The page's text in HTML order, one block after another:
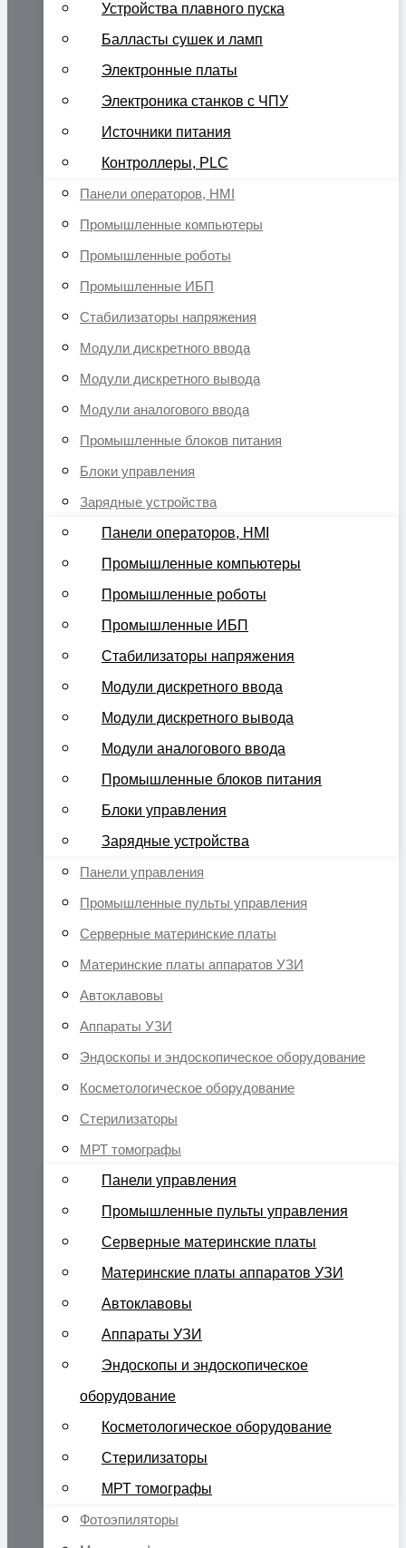
Устройства плавного пуска
Балласты сушек и ламп
Электронные платы
Электроника станков с ЧПУ
Источники питания
Контроллеры, PLC
Панели операторов, HMI
Промышленные компьютеры
Промышленные роботы
Промышленные ИБП
Стабилизаторы напряжения
Модули дискретного ввода
Модули дискретного вывода
Модули аналогового ввода
Промышленные блоков питания
Блоки управления
Зарядные устройства
Панели операторов, HMI
Промышленные компьютеры
Промышленные роботы
Промышленные ИБП
Стабилизаторы напряжения
Модули дискретного ввода
Модули дискретного вывода
Модули аналогового ввода
Промышленные блоков питания
Блоки управления
Зарядные устройства
Панели управления
Промышленные пульты управления
Серверные материнские платы
Материнские платы аппаратов УЗИ
Автоклавовы
Аппараты УЗИ
Эндоскопы и эндоскопическое оборудование
Косметологическое оборудование
Стерилизаторы
МРТ томографы
Панели управления
Промышленные пульты управления
Серверные материнские платы
Материнские платы аппаратов УЗИ
Автоклавовы
Аппараты УЗИ
Эндоскопы и эндоскопическое
оборудование
Косметологическое оборудование
Стерилизаторы
МРТ томографы
Фотоэпиляторы